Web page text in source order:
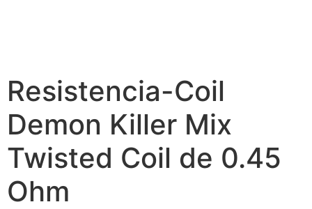
Resistencia-Coil
Demon Killer Mix
Twisted Coil de 0.45
Ohm